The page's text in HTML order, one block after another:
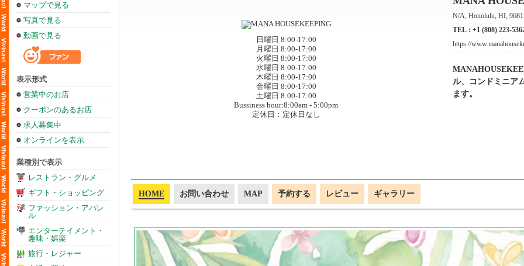
マップで見る
写真で見る
動画で見る
表示形式
営業中のお店
クーポンのあるお店
求人募集中
オンラインを表示
業種別で表示
レストラン・グルメ
ギフト・ショッピング
ファッション・アパレ
ル
エンターテイメント・
趣味・娯楽
旅行・レジャー
日曜日 8:00-17:00
月曜日 8:00-17:00
火曜日 8:00-17:00
水曜日 8:00-17:00
木曜日 8:00-17:00
金曜日 8:00-17:00
土曜日 8:00-17:00
Bussiness hour:8:00am - 5:00pm
定休日：定休日なし
N/A, Honolulu, HI,
TEL : +1 (808) 223-
https://
ル、コンドミニア
ます。
HOME お問い合わせ MAP 予約する レビュー ギャラリー